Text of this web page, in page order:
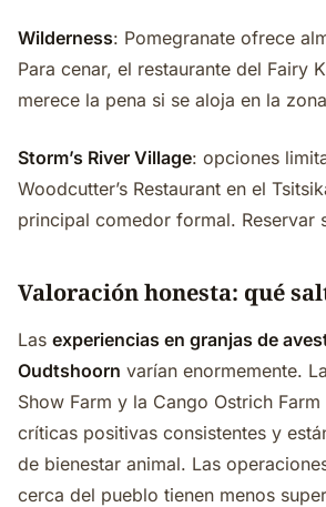
Wilderness: Pomegranate ofrece
Para cenar, el restaurante del Fairy
merece la pena si se aloja en la
Storm’s River Village: opciones
Woodcutter’s Restaurant en el
principal comedor formal. Reservar
Valoración honesta: qué
Las experiencias en granjas de
Oudtshoorn varían enormemente.
Show Farm y la Cango Ostrich
críticas positivas consistentes y
de bienestar animal. Las
cerca del pueblo tienen menos